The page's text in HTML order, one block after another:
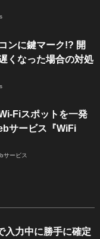
ンに鍵マーク!? 開
くなった場合の対処
Fiスポットを一発
サービス『WiFi
サービス
入力中に勝手に確定